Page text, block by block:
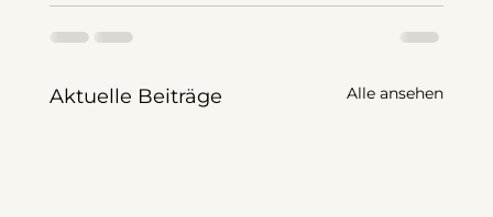
Aktuelle Beiträge Alle ansehen